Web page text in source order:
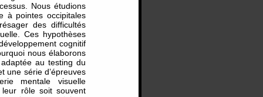
Nous étudions
à pointes occipitales
des difficultés
Ces hypothèses
cognitif
nous élaborons
au testing du
une série d’épreuves
mentale visuelle
leur rôle soit souvent